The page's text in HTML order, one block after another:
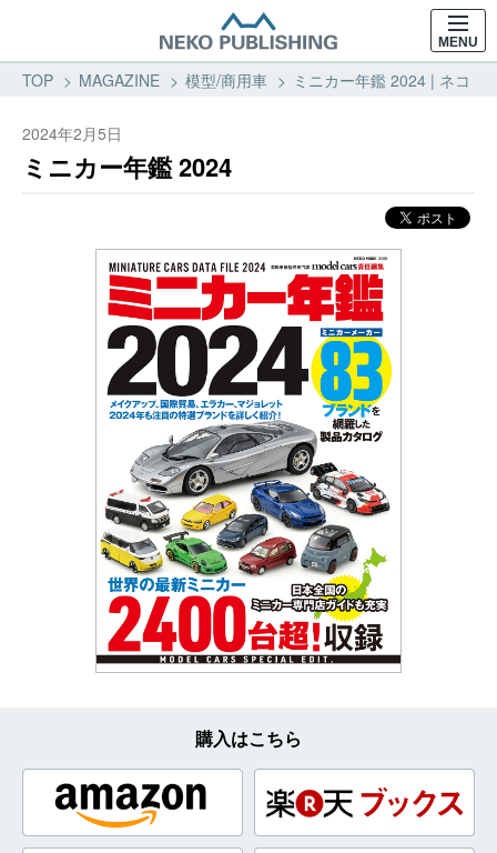
MENU
TOP MAGAZINE 模型/商用車 ミニカー年鑑 2024 | ネコ・
2024年2月5日
ミニカー年鑑 2024
購入はこちら